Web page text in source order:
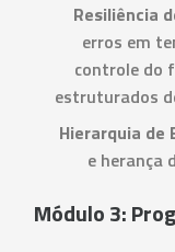
Resiliência
erros em
controle do
estruturados
Hierarquia de
e herança
Módulo 3: